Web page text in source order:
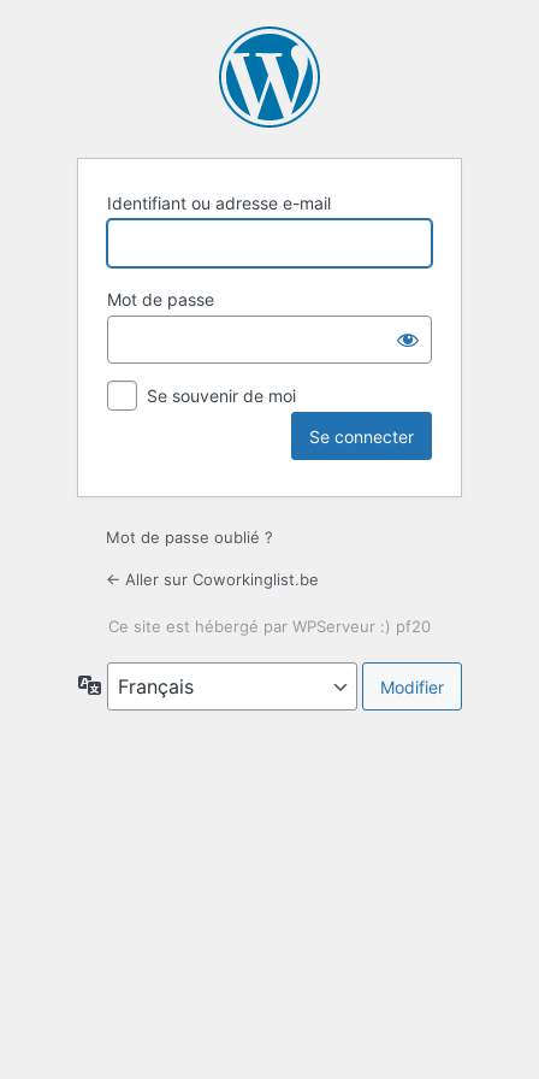
Identifiant ou adresse e-mail
Mot de passe
Se souvenir de moi
Mot de passe oublié ?
← Aller sur Coworkinglist.be
Langue